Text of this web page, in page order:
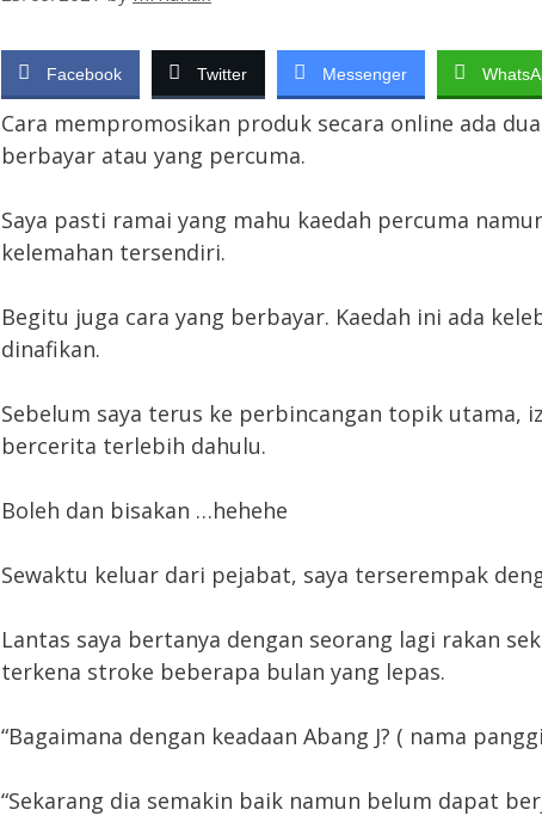
Facebook Twitter Messenger
Cara mempromosikan produk secara online ada
berbayar atau yang percuma.
Saya pasti ramai yang mahu kaedah percuma
kelemahan tersendiri.
Begitu juga cara yang berbayar. Kaedah ini ada
dinafikan.
Sebelum saya terus ke perbincangan topik utama,
bercerita terlebih dahulu.
Boleh dan bisakan …hehehe
Sewaktu keluar dari pejabat, saya terserempak
Lantas saya bertanya dengan seorang lagi rakan
terkena stroke beberapa bulan yang lepas.
“Bagaimana dengan keadaan Abang J? ( nama
“Sekarang dia semakin baik namun belum dapat